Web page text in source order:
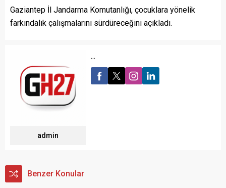
Gaziantep İl Jandarma Komutanlığı, çocuklara yönelik
farkındalık çalışmalarını sürdüreceğini açıkladı.
admin
...
Benzer Konular